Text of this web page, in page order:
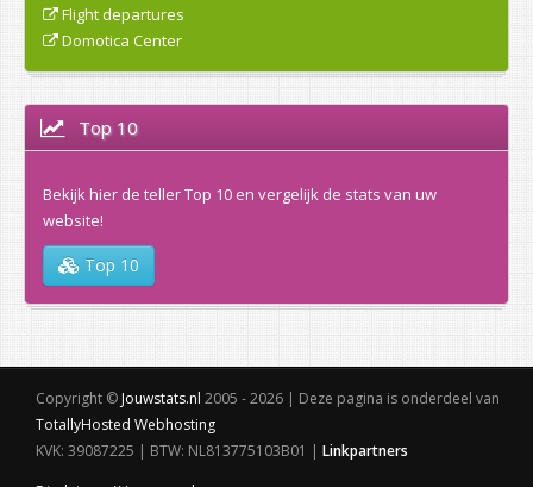
Flight departures
Domotica Center
Top 10
Bekijk hier de teller Top 10 en vergelijk de stats van uw
website!
Top 10
Copyright © Jouwstats.nl 2005 - 2026 | Deze pagina is onderdeel van
TotallyHosted Webhosting
KVK: 39087225 | BTW: NL813775103B01 | Linkpartners